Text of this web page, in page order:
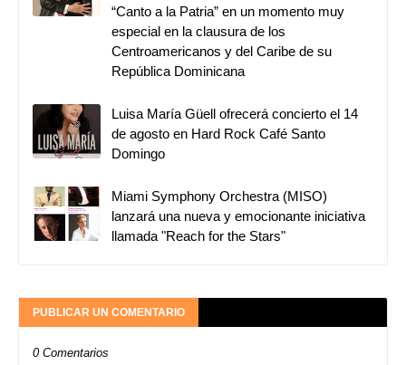
“Canto a la Patria” en un momento muy
especial en la clausura de los
Centroamericanos y del Caribe de su
República Dominicana
Luisa María Güell ofrecerá concierto el 14
de agosto en Hard Rock Café Santo
Domingo
Miami Symphony Orchestra (MISO)
lanzará una nueva y emocionante iniciativa
llamada "Reach for the Stars"
PUBLICAR UN COMENTARIO
0 Comentarios